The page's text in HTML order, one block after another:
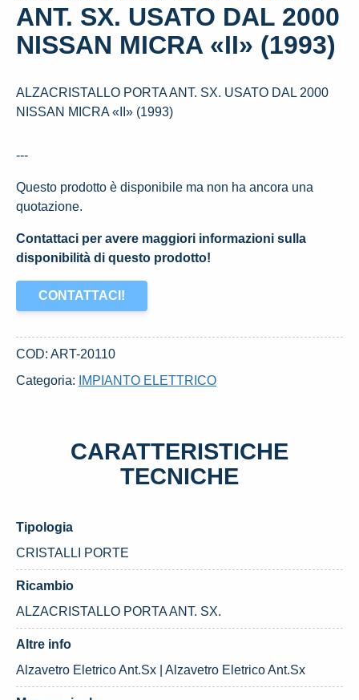
ANT. SX. USATO DAL 2000
NISSAN MICRA «II» (1993)
ALZACRISTALLO PORTA ANT. SX. USATO DAL 2000
NISSAN MICRA «II» (1993)
---
Questo prodotto è disponibile ma non ha ancora una
quotazione.
Contattaci per avere maggiori informazioni sulla
disponibilità di questo prodotto!
CONTATTACI!
COD: ART-20110
Categoria:
IMPIANTO ELETTRICO
CARATTERISTICHE
TECNICHE
Tipologia
CRISTALLI PORTE
Ricambio
ALZACRISTALLO PORTA ANT. SX.
Altre info
Alzavetro Eletrico Ant.Sx | Alzavetro Eletrico Ant.Sx